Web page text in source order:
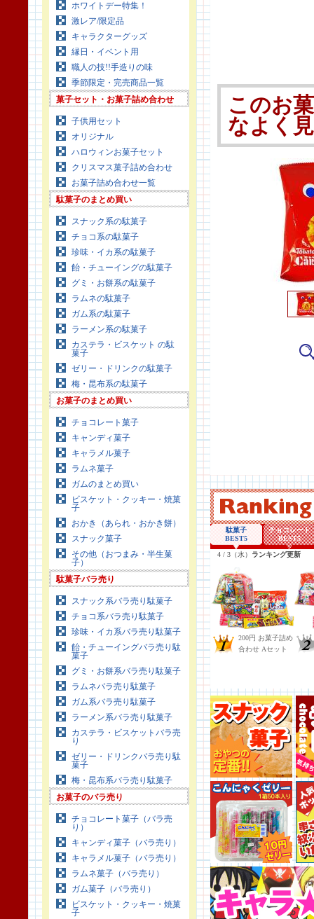
ホワイトデー特集！
激レア/限定品
キャラクターグッズ
縁日・イベント用
職人の技!!手造りの味
季節限定・完売商品一覧
菓子セット・お菓子詰め合わせ
子供用セット
オリジナル
ハロウィンお菓子セット
クリスマス菓子詰め合わせ
お菓子詰め合わせ一覧
駄菓子のまとめ買い
スナック系の駄菓子
チョコ系の駄菓子
珍味・イカ系の駄菓子
飴・チューイングの駄菓子
グミ・お餅系の駄菓子
ラムネの駄菓子
ガム系の駄菓子
ラーメン系の駄菓子
カステラ・ビスケット の駄
菓子
ゼリー・ドリンクの駄菓子
梅・昆布系の駄菓子
お菓子のまとめ買い
チョコレート菓子
キャンディ菓子
キャラメル菓子
ラムネ菓子
ガムのまとめ買い
ビスケット・クッキー・焼菓
子
おかき（あられ・おかき餅）
スナック菓子
その他（おつまみ・半生菓
子）
駄菓子バラ売り
スナック系バラ売り駄菓子
チョコ系バラ売り駄菓子
珍味・イカ系バラ売り駄菓子
飴・チューイングバラ売り駄
菓子
グミ・お餅系バラ売り駄菓子
ラムネバラ売り駄菓子
ガム系バラ売り駄菓子
ラーメン系バラ売り駄菓子
カステラ・ビスケットバラ売
り
ゼリー・ドリンクバラ売り駄
菓子
梅・昆布系バラ売り駄菓子
お菓子のバラ売り
チョコレート菓子（バラ売
り）
キャンディ菓子（バラ売り）
キャラメル菓子（バラ売り）
ラムネ菓子（バラ売り）
ガム菓子（バラ売り）
ビスケット・クッキー・焼菓
子
このお
なよく